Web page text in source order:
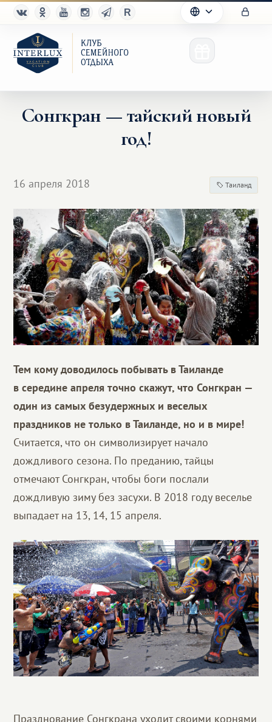
Благотворительность
Сонгкран — тайский новый
год!
16 апреля 2018 Таиланд
Тем кому доводилось побывать в Таиланде
в середине апреля точно скажут, что Сонгкран —
один из самых безудержных и веселых
праздников не только в Таиланде, но и в мире!
Считается, что он символизирует начало
дождливого сезона. По преданию, тайцы
отмечают Сонгкран, чтобы боги послали
дождливую зиму без засухи. В 2018 году веселье
выпадает на 13, 14, 15 апреля.
Празднование Сонгкрана уходит своими корнями